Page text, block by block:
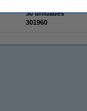
30 unidades
301960